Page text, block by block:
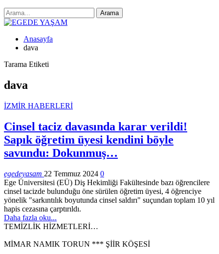
Anasayfa
dava
Tarama Etiketi
dava
İZMİR HABERLERİ
Cinsel taciz davasında karar verildi!
Sapık öğretim üyesi kendini böyle
savundu: Dokunmuş…
egedeyasam 22 Temmuz 2024 0
Ege Üniversitesi (EÜ) Diş Hekimliği Fakültesinde bazı öğrencilere
cinsel tacizde bulunduğu öne sürülen öğretim üyesi, 4 öğrenciye
yönelik "sarkıntılık boyutunda cinsel saldırı" suçundan toplam 10 yıl
hapis cezasına çarptırıldı.
Daha fazla oku...
TEMİZLİK HİZMETLERİ…
MİMAR NAMIK TORUN *** ŞİİR KÖŞESİ